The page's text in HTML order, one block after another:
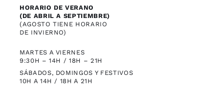
HORARIO DE VERANO
(DE ABRIL A SEPTIEMBRE)
(AGOSTO TIENE HORARIO
DE INVIERNO)
MARTES A VIERNES
9:30H – 14H / 18H – 21H
SÁBADOS, DOMINGOS Y FESTIVOS
10H A 14H / 18H A 21H